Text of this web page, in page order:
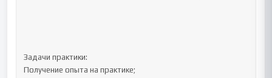
Задачи практики:
Получение опыта на практике;